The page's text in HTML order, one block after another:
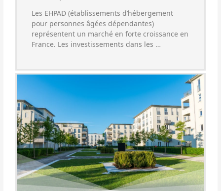
Les EHPAD (établissements d’hébergement
pour personnes âgées dépendantes)
représentent un marché en forte croissance en
France. Les investissements dans les …